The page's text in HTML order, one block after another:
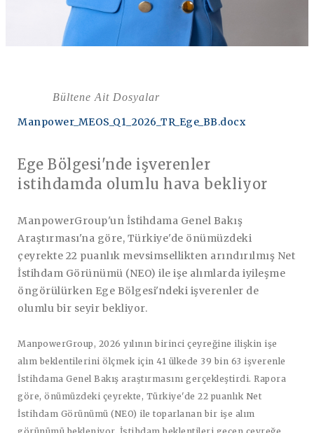
Bültene Ait Dosyalar
Manpower_MEOS_Q1_2026_TR_Ege_BB.docx
Ege Bölgesi'nde işverenler
istihdamda olumlu hava bekliyor
ManpowerGroup'un İstihdama Genel Bakış
Araştırması'na göre, Türkiye'de önümüzdeki
çeyrekte 22 puanlık mevsimsellikten arındırılmış Net
İstihdam Görünümü (NEO) ile işe alımlarda iyileşme
öngörülürken Ege Bölgesi'ndeki işverenler de
olumlu bir seyir bekliyor.
ManpowerGroup, 2026 yılının birinci çeyreğine ilişkin işe
alım beklentilerini ölçmek için 41 ülkede 39 bin 63 işverenle
İstihdama Genel Bakış araştırmasını gerçekleştirdi. Rapora
göre, önümüzdeki çeyrekte, Türkiye'de 22 puanlık Net
İstihdam Görünümü (NEO) ile toparlanan bir işe alım